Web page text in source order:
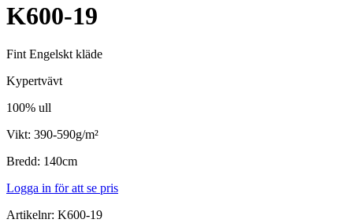
K600-19
Fint Engelskt kläde
Kypertvävt
100% ull
Vikt: 390-590g/m²
Bredd: 140cm
Logga in för att se pris
Artikelnr: K600-19